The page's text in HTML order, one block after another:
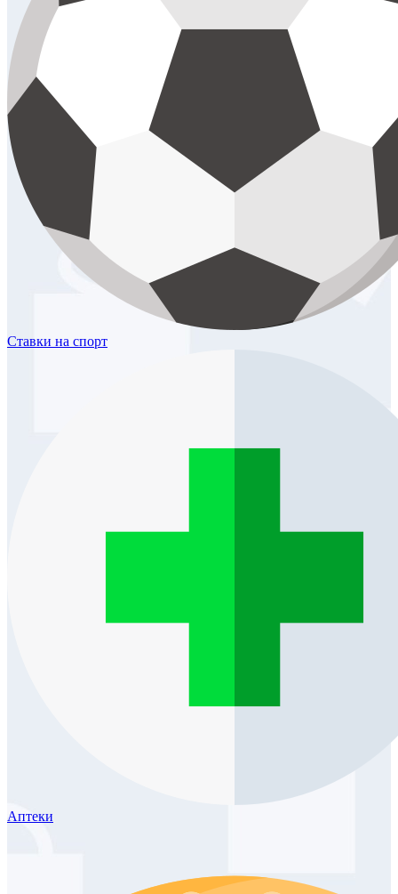
Ставки на спорт
Аптеки